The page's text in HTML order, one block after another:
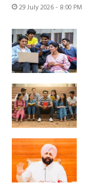
29 July 2026 - 8:00 PM